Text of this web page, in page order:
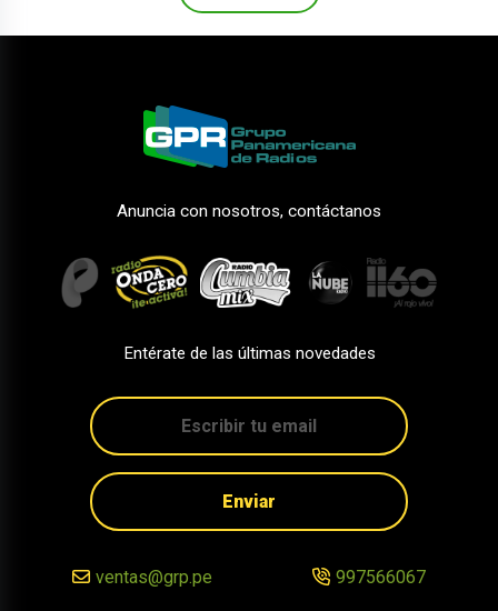
Anuncia con nosotros, contáctanos
Entérate de las últimas novedades
Enviar
ventas@grp.pe 997566067